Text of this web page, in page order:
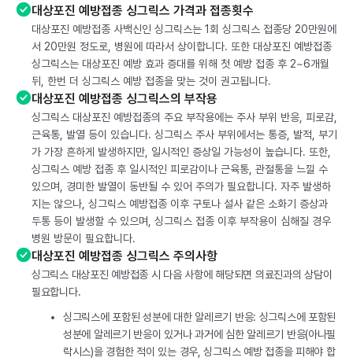
대상포진 예방접종 싱그릭스 가격과 접종횟수
대상포진 예방접종 사백신인 싱그릭스는 1회 싱그릭스 접종당 20만원에
서 20만원 정도로, 병원에 따라서 상이합니다. 또한 대상포진 예방접종
싱그릭스는 대상포진 예방 효과 증대를 위해 첫 예방 접종 후 2~6개월
뒤, 한번 더 싱그릭스 예방 접종을 맞는 것이 권고됩니다.
대상포진 예방접종 싱그릭스의 부작용
싱그릭스 대상포진 예방접종의 주요 부작용에는 주사 부위 반응, 피로감,
근육통, 발열 등이 있습니다. 싱그릭스 주사 부위에서는 통증, 발적, 부기
가 가장 흔하게 발생하지만, 일시적인 증상일 가능성이 높습니다. 또한,
싱그릭스 예방 접종 후 일시적인 피로감이나 근육통, 관절통을 느낄 수
있으며, 경미한 발열이 동반될 수 있어 주의가 필요합니다. 자주 발생하
지는 않으나, 싱그릭스 예방접종 이후 구토나 설사 같은 소화기 증상과
두통 등이 발생할 수 있으며, 싱그릭스 접종 이후 부작용이 심해질 경우
병원 방문이 필요합니다.
대상포진 예방접종 싱그릭스 주의사항
싱그릭스 대상포진 예방접종 시 다음 사항에 해당되면 의료진과의 상담이
필요합니다.
싱그릭스에 포함된 성분에 대한 알레르기 반응: 싱그릭스에 포함된
성분에 알레르기 반응이 있거나 과거에 심한 알레르기 반응(아나필
락시스)을 경험한 적이 있는 경우, 싱그릭스 예방 접종을 피해야 합